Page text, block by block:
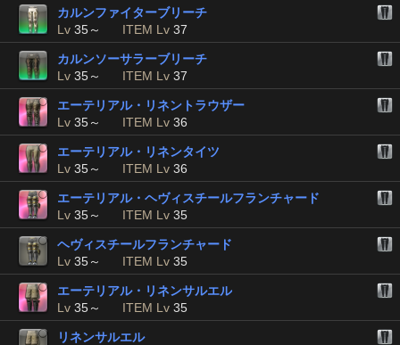
カルンファイターブリーチ
Lv 35～ ITEM Lv 37
カルンソーサラーブリーチ
Lv 35～ ITEM Lv 37
エーテリアル・リネントラウザー
Lv 35～ ITEM Lv 36
エーテリアル・リネンタイツ
Lv 35～ ITEM Lv 36
エーテリアル・ヘヴィスチールフランチャード
Lv 35～ ITEM Lv 35
ヘヴィスチールフランチャード
Lv 35～ ITEM Lv 35
エーテリアル・リネンサルエル
Lv 35～ ITEM Lv 35
リネンサルエル